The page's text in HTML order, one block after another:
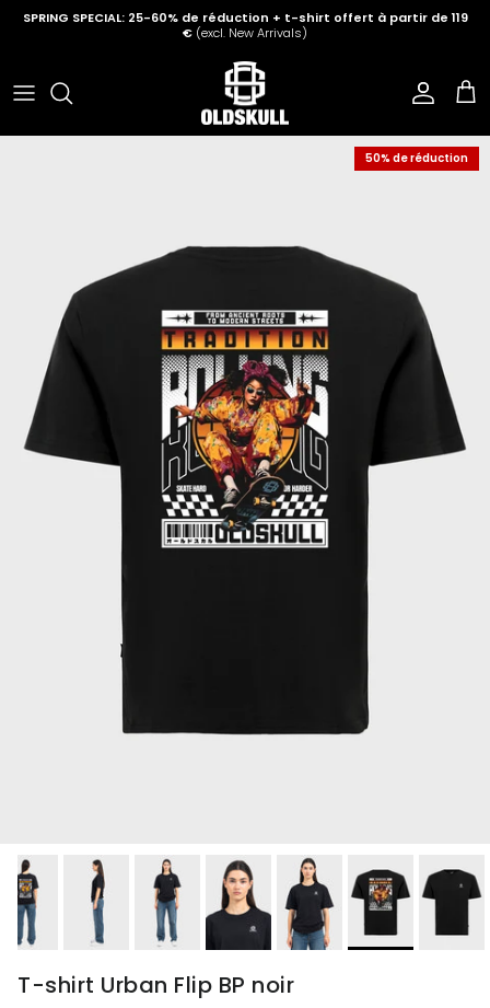
Aller au contenu
SPRING SPECIAL: 25-60% de réduction + t-shirt offert à partir de 119
€ (excl. New Arrivals)
Compte
50% de réduction
T-shirt Urban Flip BP noir